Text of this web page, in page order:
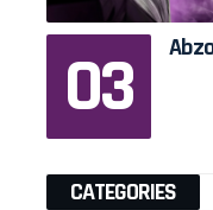
CATEGORIES